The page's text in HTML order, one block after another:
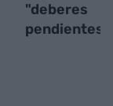
"deberes
pendientes"